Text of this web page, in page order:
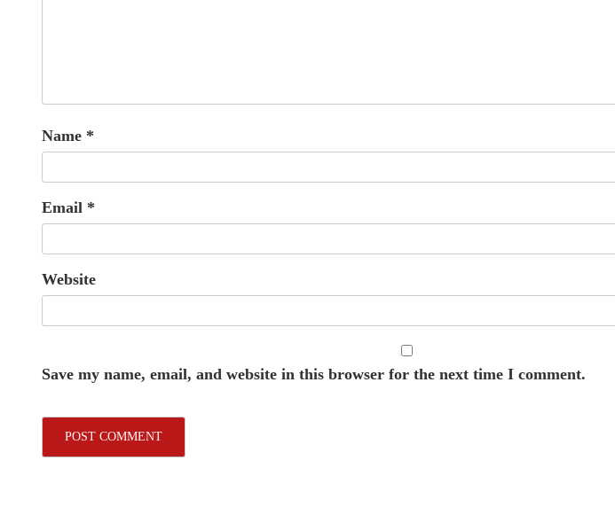
Name *
Email *
Website
Save my name, email, and website in this browser for the next time I comment.